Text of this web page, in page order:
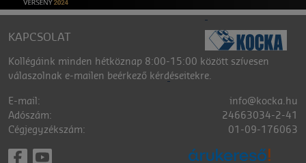
KAPCSOLAT
Kollégáink minden hétköznap 8:00-15:00 között szívesen
válaszolnak e-mailen beérkező kérdéseitekre.
E-mail:
info@kocka.hu
Adószám:
24663034-2-41
Cégjegyzékszám:
01-09-176063